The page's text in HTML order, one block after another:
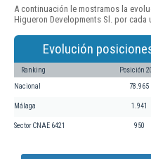
A continuación le mostramos la
Higueron Developments Sl. por
Evolución
Ranking Posición
Nacional 78.965
Málaga 1.941
Sector CNAE 6421 950